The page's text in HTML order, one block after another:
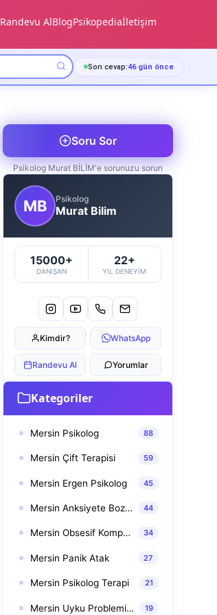
Randevu AlBlogPsikopediaİletişim
Son cevap:46 gün önce
Soru Sor
Psikolog Murat BİLİM'e sorunuzu sorun
MB Psikolog
Murat Bilim
15000+
DANIŞAN
22+
YIL DENEYIM
Kimdir? WhatsApp
Randevu Al Yorumlar
Kategoriler
Mersin Psikolog 88
Mersin Çift Terapisi 59
Mersin Ergen Psikolog 45
Mersin Anksiyete Bozuklukları 44
Mersin Obsesif Kompulsif Bozukluk (OKB) 34
Mersin Panik Atak 27
Mersin Psikolog Terapi 21
Mersin Uyku Problemi Terapisi 19